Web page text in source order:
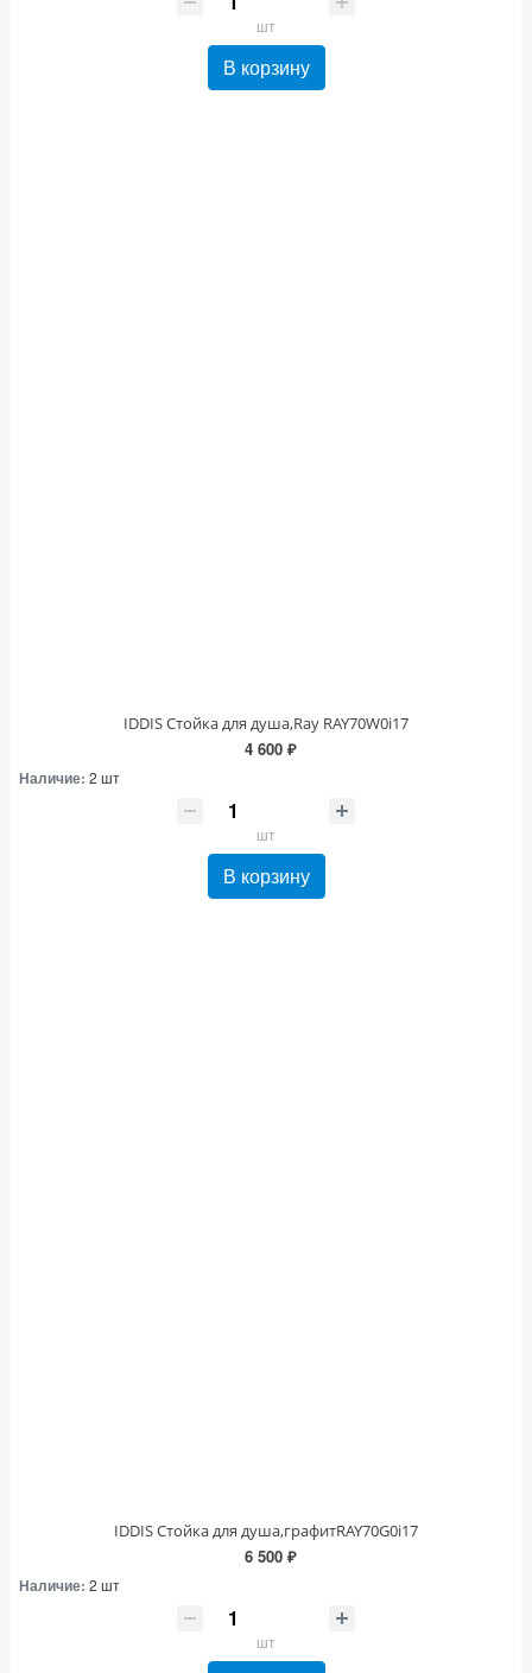
шт
В корзину
IDDIS Стойка для душа,Ray RAY70W0i17
4 600 ₽
Наличие: 2 шт
шт
В корзину
IDDIS Стойка для душа,графитRAY70G0i17
6 500 ₽
Наличие: 2 шт
шт